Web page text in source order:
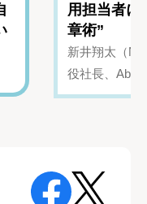
用担当者に
章術”
新井翔太（
役社長、